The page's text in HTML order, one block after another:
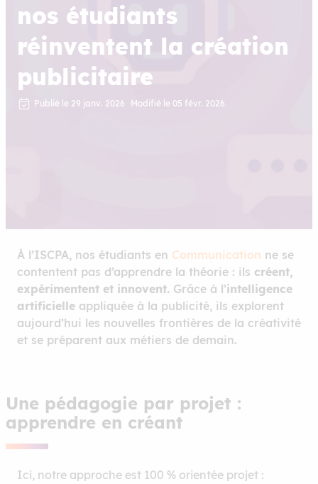
nos étudiants
réinventent la création
publicitaire
Publié le 29 janv. 2026 Modifié le 05 févr. 2026
À l’ISCPA, nos étudiants en Communication ne se
contentent pas d’apprendre la théorie : ils créent,
expérimentent et innovent. Grâce à l’intelligence
artificielle appliquée à la publicité, ils explorent
aujourd’hui les nouvelles frontières de la créativité
et se préparent aux métiers de demain.
Une pédagogie par projet :
apprendre en créant
Ici, notre approche est 100 % orientée projet :